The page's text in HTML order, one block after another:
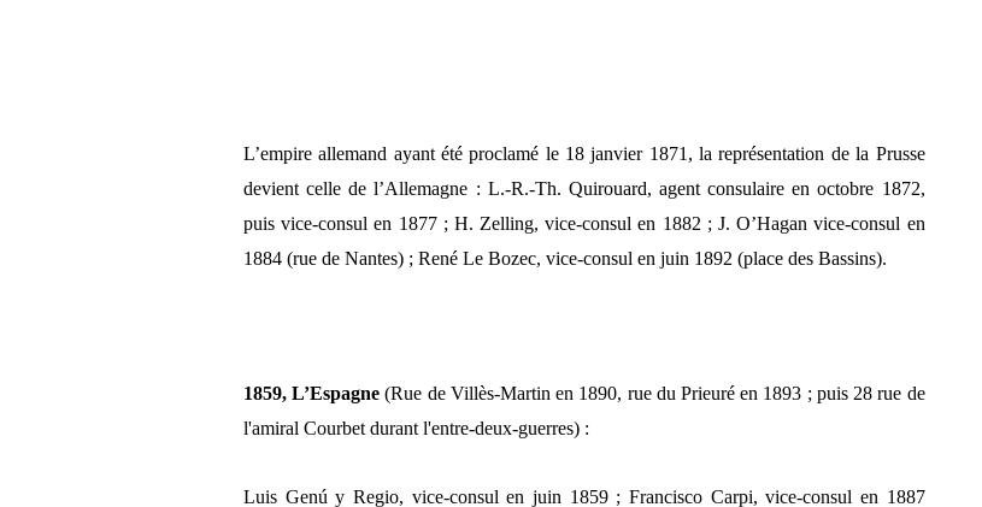
L’empire allemand ayant été proclamé le 18 janvier 1871, la représentation de la Prusse
devient celle de l’Allemagne : L.-R.-Th. Quirouard, agent consulaire en octobre 1872,
puis vice-consul en 1877 ; H. Zelling, vice-consul en 1882 ; J. O’Hagan vice-consul en
1884 (rue de Nantes) ; René Le Bozec, vice-consul en juin 1892 (place des Bassins).
1859, L’Espagne (Rue de Villès-Martin en 1890, rue du Prieuré en 1893 ; puis 28 rue de
l'amiral Courbet durant l'entre-deux-guerres) :
Luis Genú y Regio, vice-consul en juin 1859 ; Francisco Carpi, vice-consul en 1887